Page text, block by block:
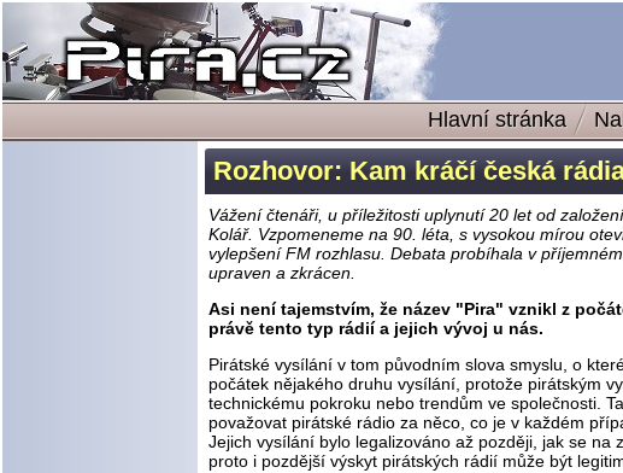
Hlavní stránka
Rozhovor: Kam kráčí česká
Vážení čtenáři, u příležitosti uplynutí 20 let od
Kolář. Vzpomeneme na 90. léta, s vysokou mírou
vylepšení FM rozhlasu. Debata probíhala v
upraven a zkrácen.
Asi není tajemstvím, že název "Pira" vznikl z
právě tento typ rádií a jejich vývoj u nás.
Pirátské vysílání v tom původním slova smyslu, o
počátek nějakého druhu vysílání, protože pirátským
technickému pokroku nebo trendům ve společnosti.
považovat pirátské rádio za něco, co je v každém
Jejich vysílání bylo legalizováno až později, jak se na
proto i pozdější výskyt pirátských rádií může být